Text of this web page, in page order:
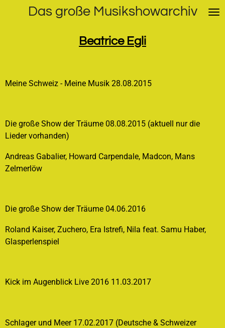
Das große Musikshowarchiv
Beatrice Egli
Meine Schweiz - Meine Musik 28.08.2015
Die große Show der Träume 08.08.2015 (aktuell nur die
Lieder vorhanden)
Andreas Gabalier, Howard Carpendale, Madcon, Mans
Zelmerlöw
Die große Show der Träume 04.06.2016
Roland Kaiser, Zuchero, Era Istrefi, Nila feat. Samu Haber,
Glasperlenspiel
Kick im Augenblick Live 2016 11.03.2017
Schlager und Meer 17.02.2017 (Deutsche & Schweizer